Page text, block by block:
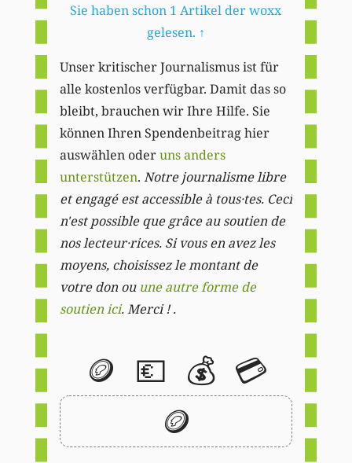
Sie haben schon 1 Artikel der woxx
gelesen. ↑
Unser kritischer Journalismus ist für
alle kostenlos verfügbar. Damit das so
bleibt, brauchen wir Ihre Hilfe. Sie
können Ihren Spendenbeitrag hier
auswählen oderuns anders
unterstützen. Notre journalisme libre
et engagé est accessible à tous·tes. Ceci
n'est possible que grâce au soutien de
nos lecteur·rices. Si vous en avez les
moyens, choisissez le montant de
votre don ou une autre forme de
soutien ici. Merci ! .
🪙 💶 💰 💳
🪙